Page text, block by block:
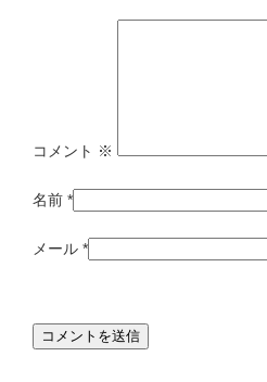
コメント ※
名前 *
メール *